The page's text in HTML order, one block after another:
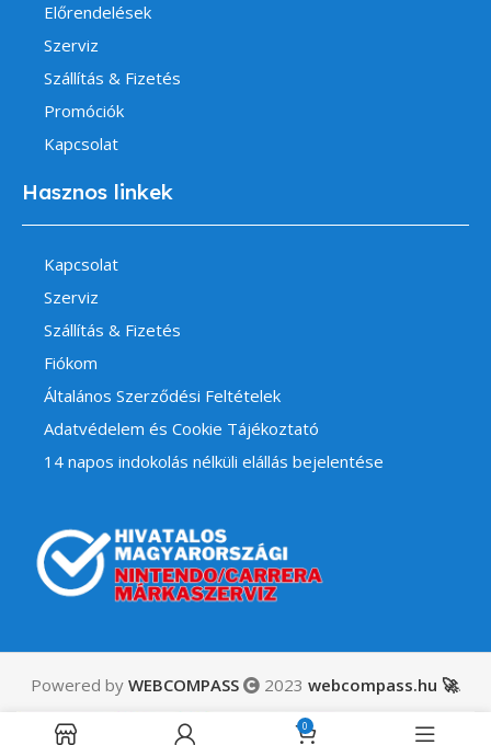
Előrendelések
Szerviz
Szállítás & Fizetés
Promóciók
Kapcsolat
Hasznos linkek
Kapcsolat
Szerviz
Szállítás & Fizetés
Fiókom
Általános Szerződési Feltételek
Adatvédelem és Cookie Tájékoztató
14 napos indokolás nélküli elállás bejelentése
Powered by WEBCOMPASS 2023 webcompass.hu 🚀.
Anniversary
15,990Ft
ÁFÁ-t
0